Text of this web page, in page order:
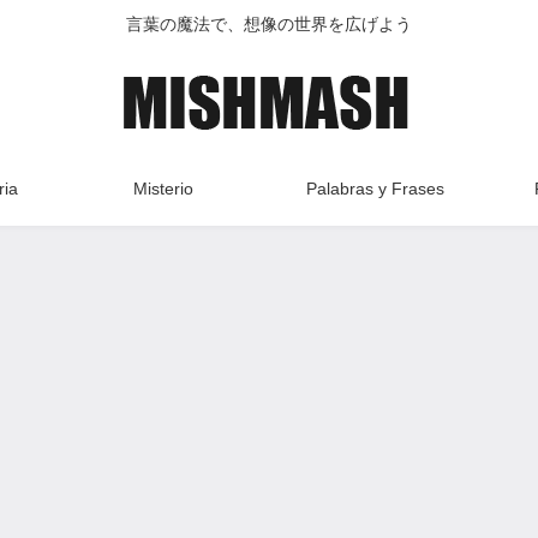
言葉の魔法で、想像の世界を広げよう
Misterio Palabras y Frases